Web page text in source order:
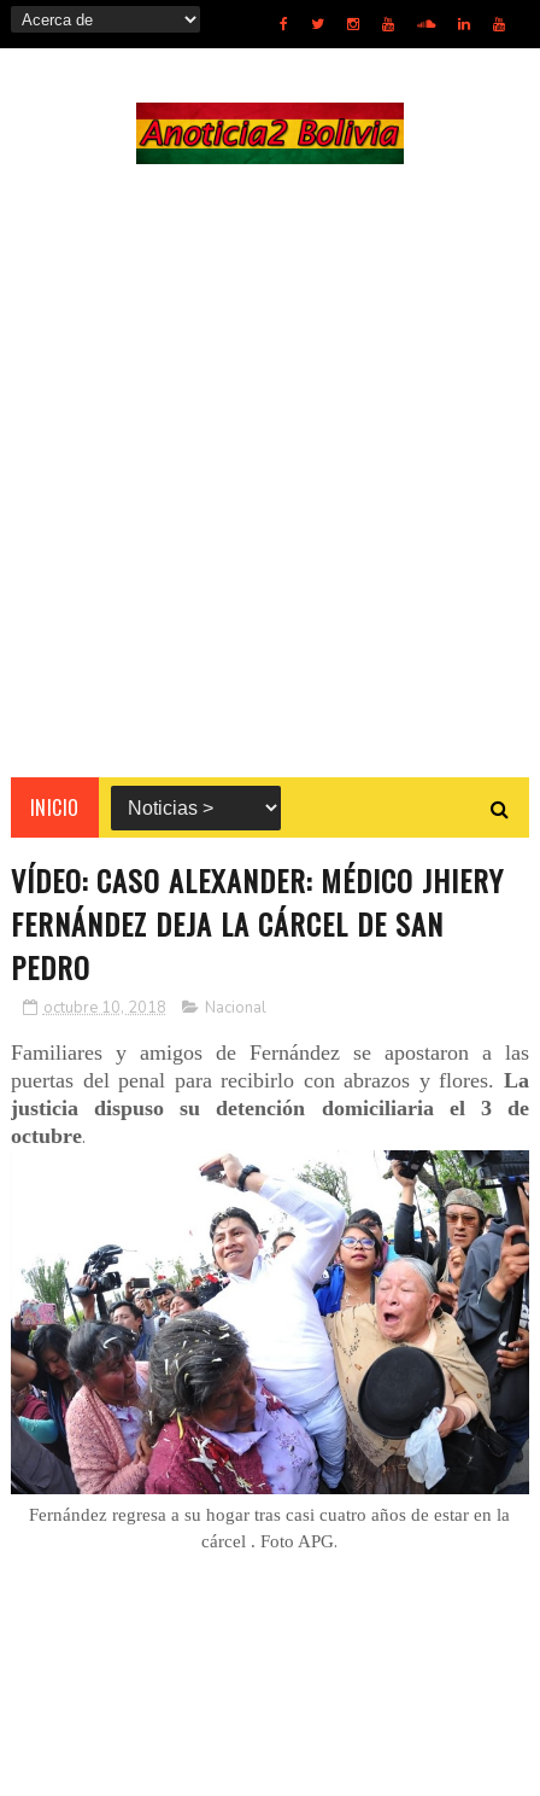
INICIO
VÍDEO: CASO ALEXANDER: MÉDICO JHIERY
FERNÁNDEZ DEJA LA CÁRCEL DE SAN
PEDRO
octubre 10, 2018 Nacional
Familiares y amigos de Fernández se apostaron a las
puertas del penal para recibirlo con abrazos y flores.La
justicia dispuso su detención domiciliaria el 3 de
octubre.
Fernández regresa a su hogar tras casi cuatro años de estar en la
cárcel . Foto APG.